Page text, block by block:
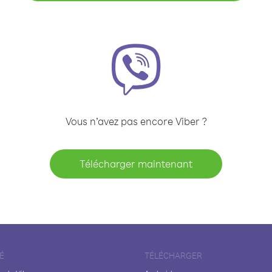
Vous n’avez pas encore Viber ?
Télécharger maintenant
TÉLÉCHARGER